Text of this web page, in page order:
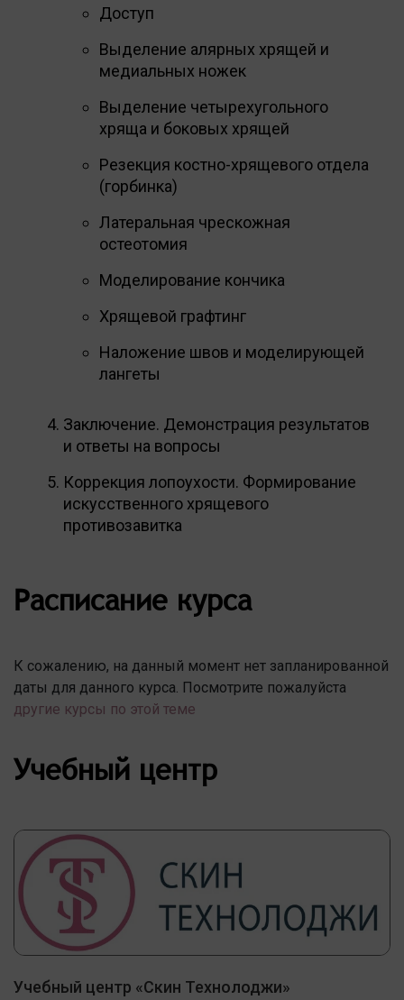
Доступ
Выделение алярных хрящей и
медиальных ножек
Выделение четырехугольного
хряща и боковых хрящей
Резекция костно-хрящевого отдела
(горбинка)
Латеральная чрескожная
остеотомия
Моделирование кончика
Хрящевой графтинг
Наложение швов и моделирующей
лангеты
Заключение. Демонстрация результатов
и ответы на вопросы
Коррекция лопоухости. Формирование
искусственного хрящевого
противозавитка
Расписание курса
К сожалению, на данный момент нет запланированной
даты для данного курса. Посмотрите пожалуйста
другие курсы по этой теме
Учебный центр
Учебный центр «Скин Технолоджи»